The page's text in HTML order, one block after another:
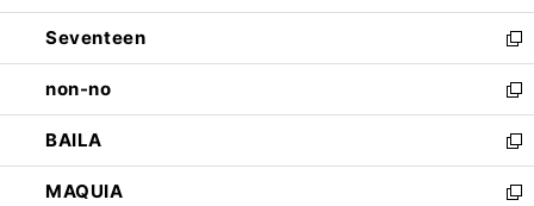
開
く
ウ
で
開
く
ン
ド
ウ
で
開
く
Seventeen
新
し
い
ウ
ィ
ン
ド
non-no
新
し
い
ウ
ィ
BAILA
新
し
い
MAQUIA
新